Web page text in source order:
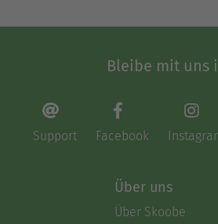
Bleibe mit uns
Support Facebook
Über uns
Über Skoobe